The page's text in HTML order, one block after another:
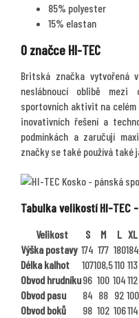
85% polyester
15% elastan
O značce HI-TEC
Britská značka vytvořená
neslábnoucí oblibě
sportovních aktivit na celém
inovativních řešení a
podmínkách a zaručují
značky se také používá také
Tabulka velikostí HI-TEC
Velikost S M L XL
Výška postavy 174 177 180184
Délka kalhot
107108,5110 113
Obvod hrudníku96 100 104112
Obvod pasu
84 88 92 100
Obvod boků
98 102 106114